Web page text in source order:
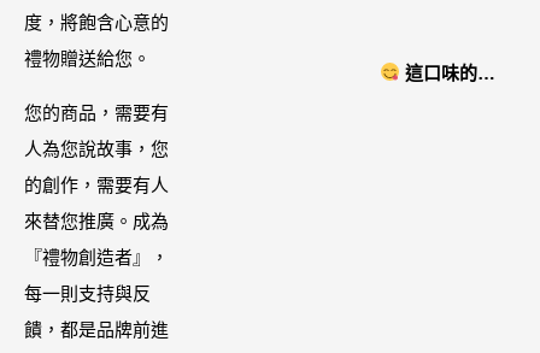
度，將飽含心意的
禮物贈送給您。
您的商品，需要有
人為您說故事，您
的創作，需要有人
來替您推廣。成為
『禮物創造者』，
每一則支持與反
饋，都是品牌前進
家，奈米微電
NYONYA」美
這口味的即